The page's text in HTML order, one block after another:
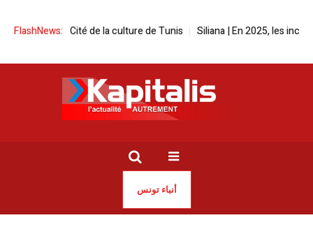
FlashNews:
à la Cité de la culture de Tunis Siliana | En 2025, les incendies
أنباء تونس